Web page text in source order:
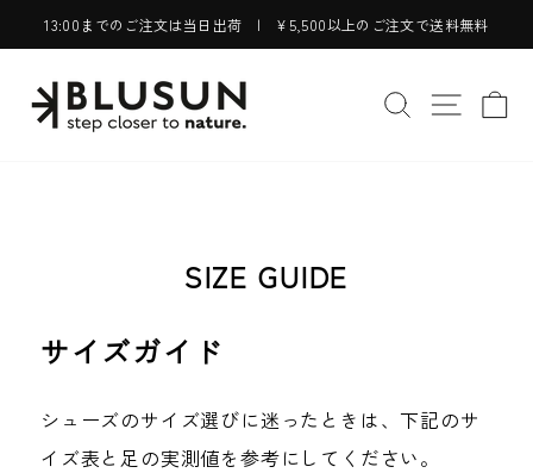
ン
ス
を
13:00までのご注文は当日出荷 | ¥5,500以上のご注文で送料無料
サイトを検索
サイト
SIZE GUIDE
サイズガイド
シューズのサイズ選びに迷ったときは、下記のサ
イズ表と足の実測値を参考にしてください。